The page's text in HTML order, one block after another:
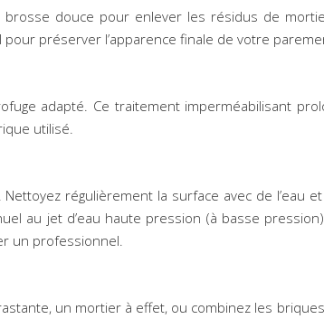
douce pour enlever les résidus de
préserver l’apparence finale de votre
adapté. Ce traitement imperméabilisant
utilisé.
régulièrement la surface avec de l’eau
au jet d’eau haute pression (à basse
un professionnel.
un mortier à effet, ou combinez les